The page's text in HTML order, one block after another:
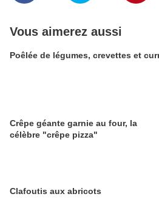
Vous aimerez aussi
Poêlée de légumes, crevettes et
Crêpe géante garnie au four, la
célèbre "crêpe pizza"
Clafoutis aux abricots